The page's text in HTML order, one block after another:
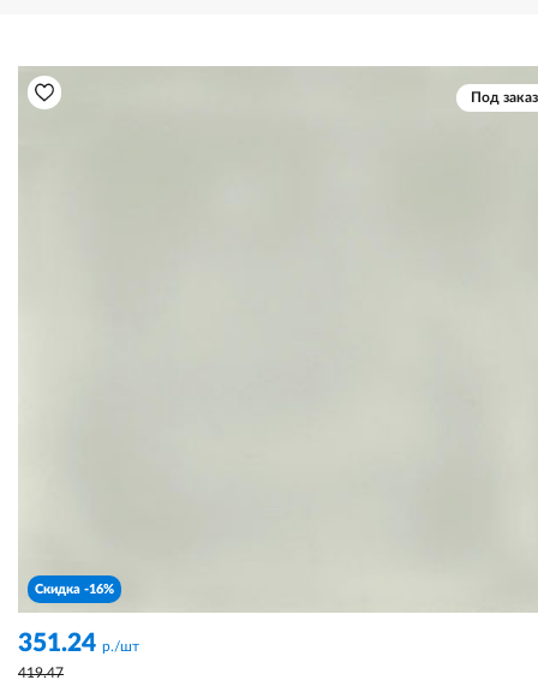
Под заказ
Скидка -16%
351.24 р./шт
419.47